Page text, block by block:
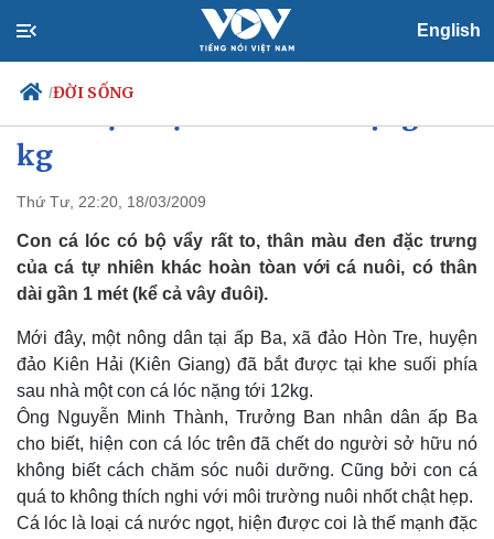
English
/ĐỜI SỐNG
Chính trị
Đảng
Tổ chức nhân sự
Quốc hội
Nhận diện sự thật
Tin 24h
Dự báo thời tiết
Việc làm
Biển đảo
kg
Thứ Tư, 22:20, 18/03/2009
Con cá lóc có bộ vẩy rất to, thân màu đen đặc trưng
của cá tự nhiên khác hoàn tòan với cá nuôi, có thân
dài gần 1 mét (kể cả vây đuôi).
Mới đây, một nông dân tại ấp Ba, xã đảo Hòn Tre, huyện
đảo Kiên Hải (Kiên Giang) đã bắt được tại khe suối phía
sau nhà một con cá lóc nặng tới 12kg.
Ông Nguyễn Minh Thành, Trưởng Ban nhân dân ấp Ba
cho biết, hiện con cá lóc trên đã chết do người sở hữu nó
không biết cách chăm sóc nuôi dưỡng. Cũng bởi con cá
quá to không thích nghi với môi trường nuôi nhốt chật hẹp.
Cá lóc là loại cá nước ngọt, hiện được coi là thế mạnh đặc